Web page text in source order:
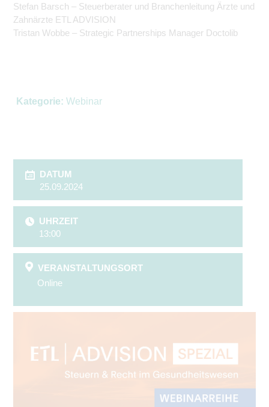
Stefan Barsch – Steuerberater und Branchenleitung Ärzte und
Zahnärzte ETL ADVISION
Tristan Wobbe – Strategic Partnerships Manager Doctolib
Kategorie: Webinar
DATUM
25.09.2024
UHRZEIT
13:00
VERANSTALTUNGSORT
Online